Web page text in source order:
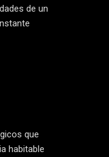
de un
que
habitable